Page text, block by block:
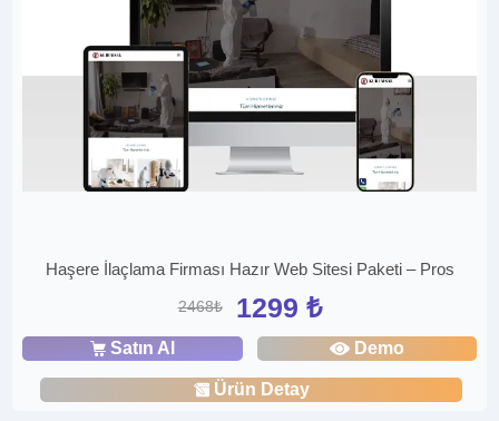
Haşere İlaçlama Firması Hazır Web Sitesi Paketi – Pros
2468₺ 1299 ₺
Satın Al Demo
Ürün Detay